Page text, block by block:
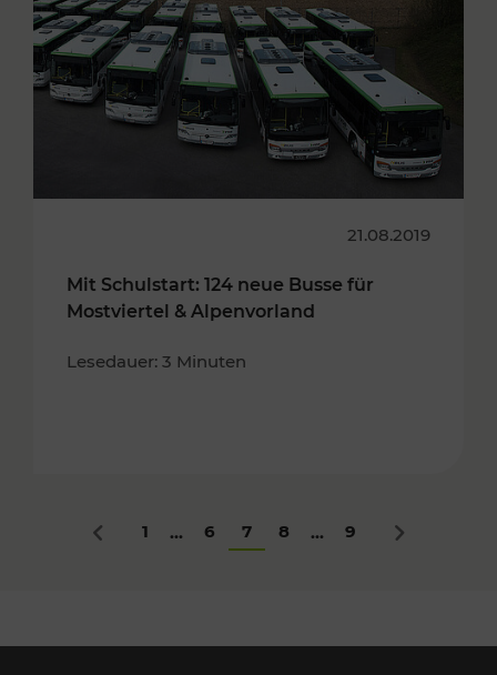
21.08.2019
Mit Schulstart: 124 neue Busse für
Mostviertel & Alpenvorland
Lesedauer: 3 Minuten
Zurück
1 ... 6 7 8 ... 9 Nächstes